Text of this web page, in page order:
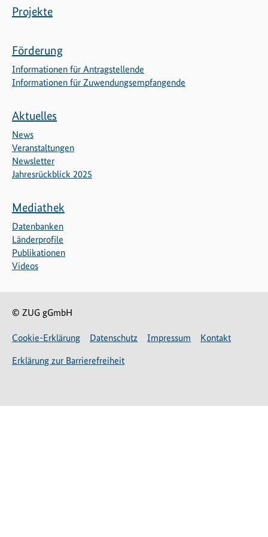
Projekte
Förderung
Informationen für Antragstellende
Informationen für Zuwendungsempfangende
Aktuelles
News
Veranstaltungen
Newsletter
Jahresrückblick 2025
Mediathek
Datenbanken
Länderprofile
Publikationen
Videos
© ZUG gGmbH
Cookie-Erklärung Datenschutz Impressum
Kontakt
Erklärung zur Barrierefreiheit